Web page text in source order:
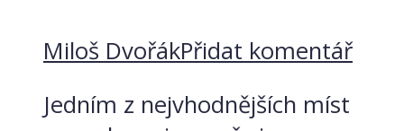
Miloš DvořákPřidat komentář
Jedním z nejvhodnějších míst